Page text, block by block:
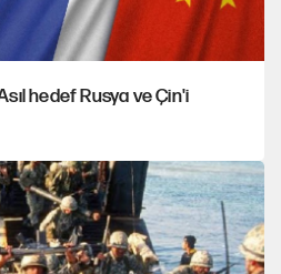
hedef Rusya ve Çin'i